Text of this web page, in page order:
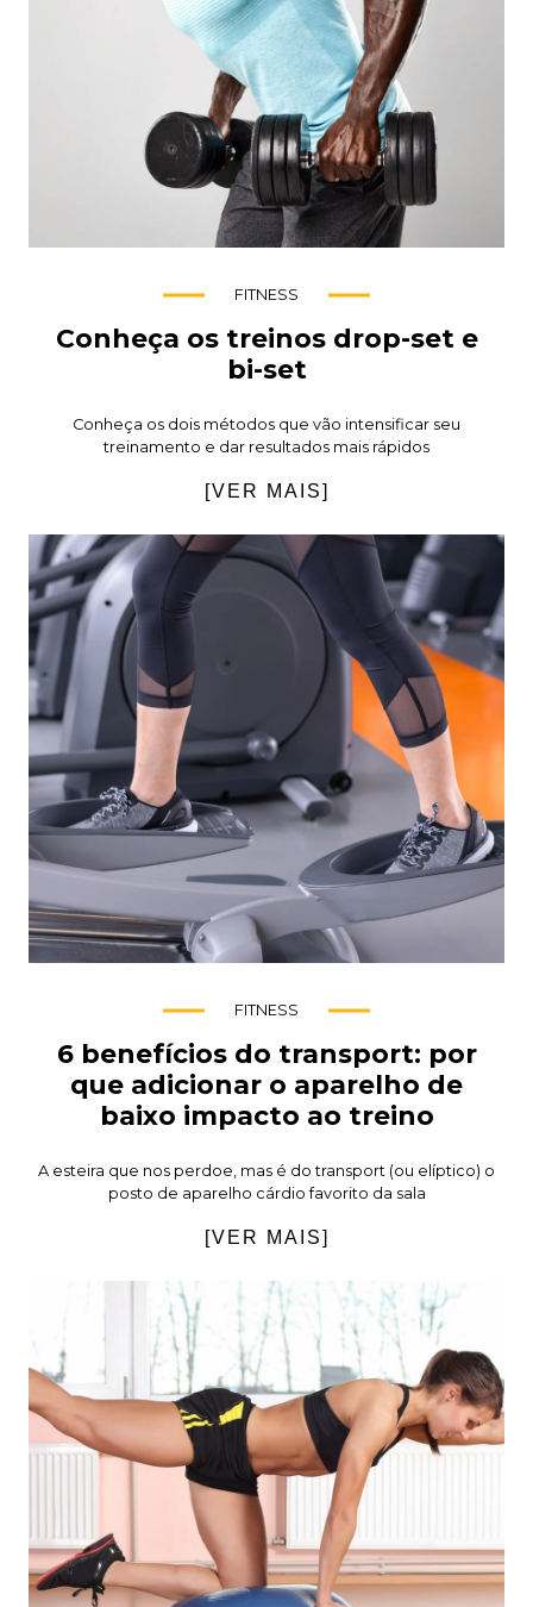
FITNESS
Conheça os treinos drop-set e
bi-set
Conheça os dois métodos que vão intensificar seu
treinamento e dar resultados mais rápidos
[VER MAIS]
FITNESS
6 benefícios do transport: por
que adicionar o aparelho de
baixo impacto ao treino
A esteira que nos perdoe, mas é do transport (ou elíptico) o
posto de aparelho cárdio favorito da sala
[VER MAIS]